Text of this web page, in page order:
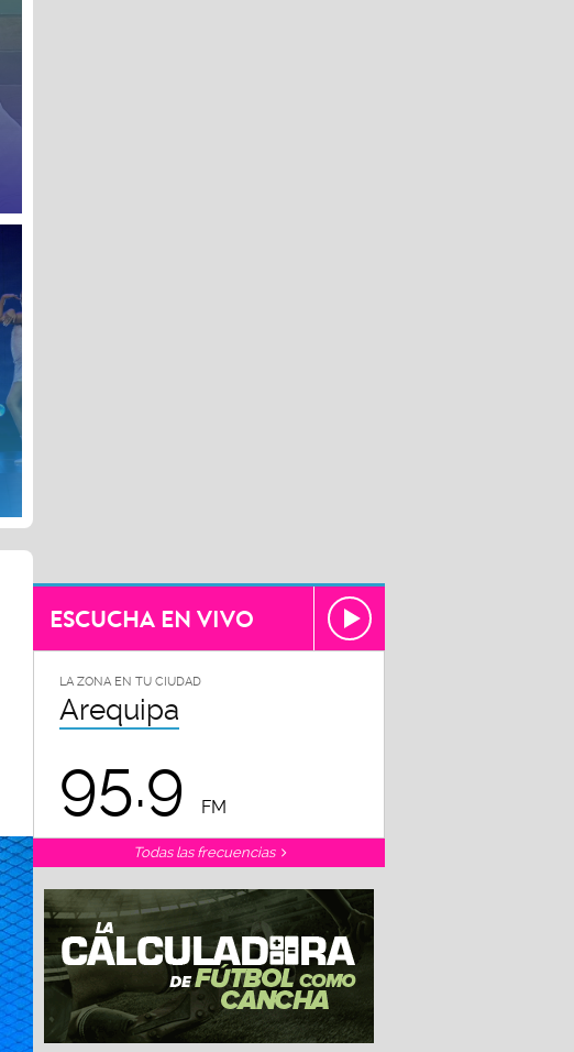
ESCUCHA EN VIVO
LA ZONA EN TU CIUDAD
Arequipa
95.9 FM
Todas las frecuencias